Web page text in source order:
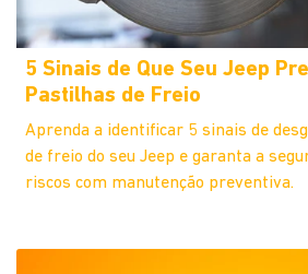
5 Sinais de Que Seu Jeep
Pastilhas de Freio
Aprenda a identificar 5 sinais de
de freio do seu Jeep e garanta a
riscos com manutenção preventiva.